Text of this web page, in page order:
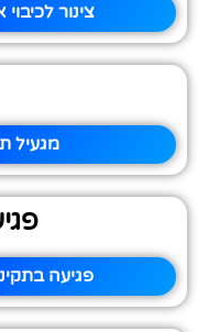
צינור
מגעיל
פגיעה